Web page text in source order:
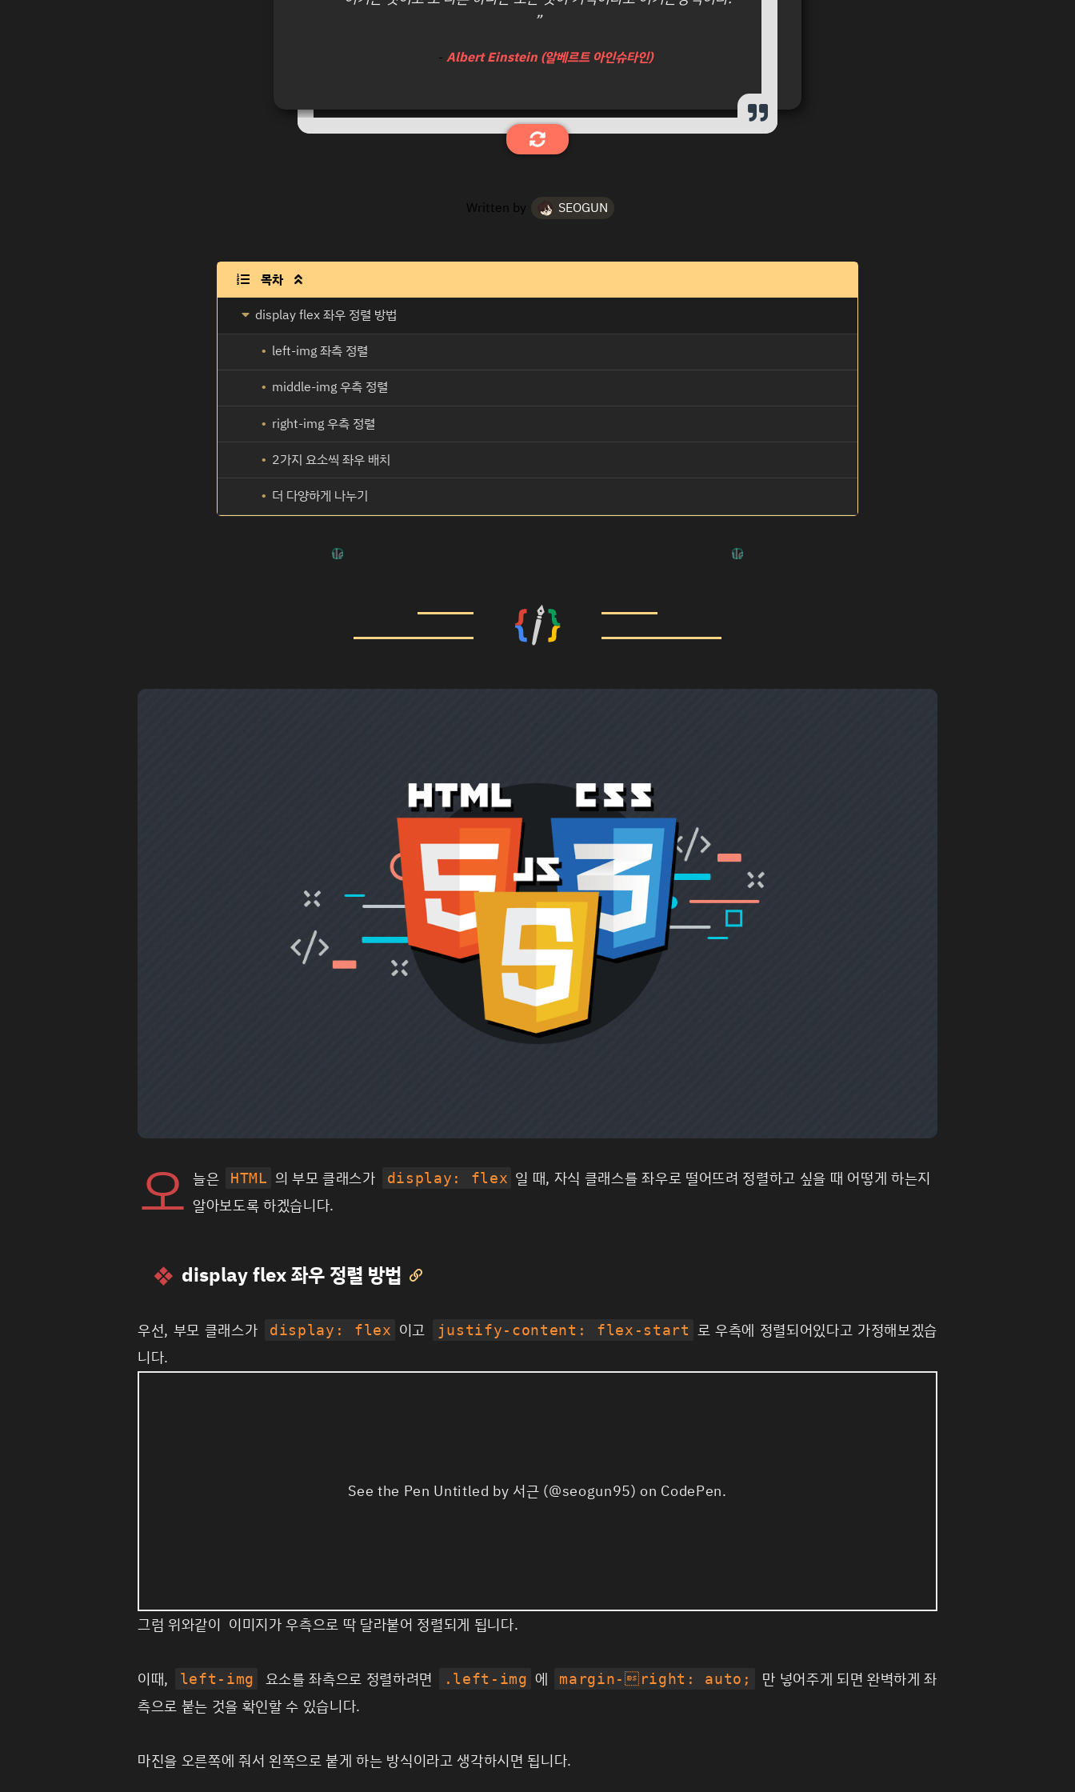
”
- Albert Einstein (알베르트 아인슈타인)
Written by SEOGUN
목차 
display flex 좌우 정렬 방법
left-img 좌측 정렬
middle-img 우측 정렬
right-img 우측 정렬
2가지 요소씩 좌우 배치
더 다양하게 나누기
오 늘은 HTML 의 부모 클래스가 display: flex 일 때, 자식 클래스를 좌우로 떨어뜨려 정렬하고 싶을 때 어떻게 하는지
알아보도록 하겠습니다.
display flex 좌우 정렬 방법 
우선, 부모 클래스가 display: flex 이고 justify-content: flex-start 로 우측에 정렬되어있다고 가정해보겠습
니다.
See the Pen Untitled by 서근 (@seogun95) on CodePen.
그럼 위와같이 이미지가 우측으로 딱 달라붙어 정렬되게 됩니다.
이때, left-img 요소를 좌측으로 정렬하려면 .left-img 에 margin-right: auto;
만 넣어주게 되면 완벽하게 좌
측으로 붙는 것을 확인할 수 있습니다.
마진을 오른쪽에 줘서 왼쪽으로 붙게 하는 방식이라고 생각하시면 됩니다.